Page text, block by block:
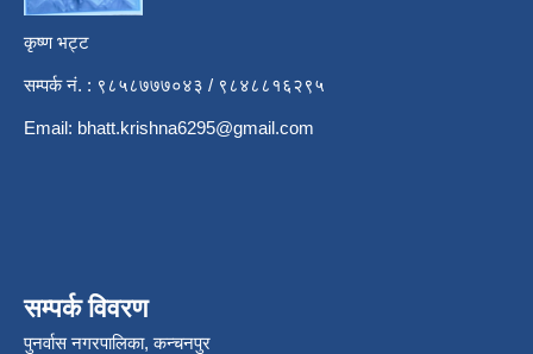
कृष्ण भट्ट
सम्पर्क नं. : ९८५८७७७०४३ / ९८४८८१६२९५
Email: bhatt.krishna6295@gmail.com
सम्पर्क विवरण
पुनर्वास नगरपालिका, कन्चनपुर